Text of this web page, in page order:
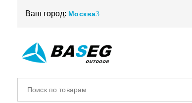
Ваш город: Москва